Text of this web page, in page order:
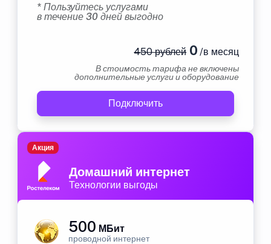
* Пользуйтесь услугами
в течение 30 дней выгодно
450 рублей0 /в месяц
В стоимость тарифа не включены
дополнительные услуги и оборудование
Подключить
Домашний интернет
Технологии выгоды
Акция
500 МБит
проводной интернет